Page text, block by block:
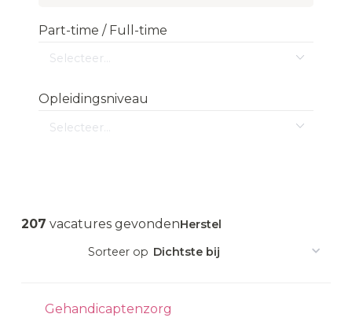
Part-time / Full-time
Opleidingsniveau
207 vacatures gevondenHerstel
Gehandicaptenzorg